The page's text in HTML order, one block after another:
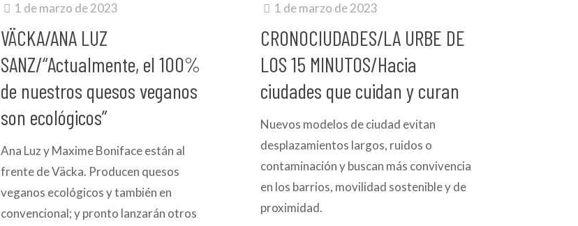
1 de marzo de 2023
VÄCKA/ANA LUZ
SANZ/“Actualmente, el 100%
de nuestros quesos veganos
son ecológicos”
Ana Luz y Maxime Boniface están al
frente de Väcka. Producen quesos
veganos ecológicos y también en
convencional; y pronto lanzarán otros
1 de marzo de 2023
CRONOCIUDADES/LA URBE DE
LOS 15 MINUTOS/Hacia
ciudades que cuidan y curan
Nuevos modelos de ciudad evitan
desplazamientos largos, ruidos o
contaminación y buscan más convivencia
en los barrios, movilidad sostenible y de
proximidad.